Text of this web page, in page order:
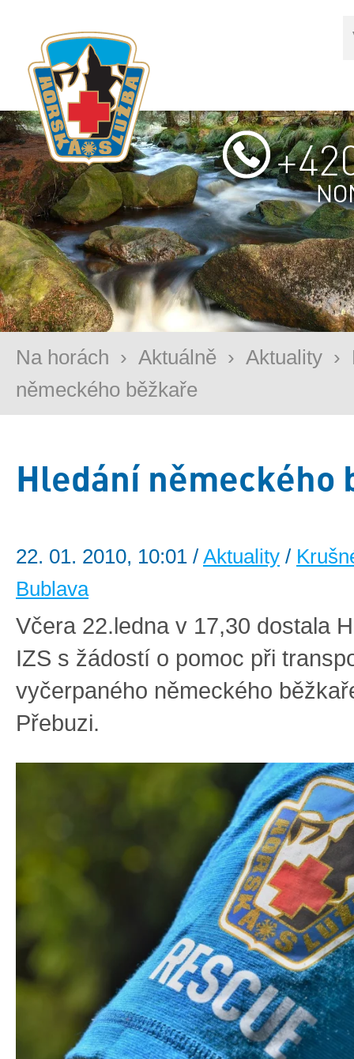
Na horách › Aktuálně › Aktuality ›
německého běžkaře
Hledání německého
22. 01. 2010, 10:01 / Aktuality /
Bublava
Včera 22.ledna v 17,30 dostala
IZS s žádostí o pomoc při
vyčerpaného německého
Přebuzi.